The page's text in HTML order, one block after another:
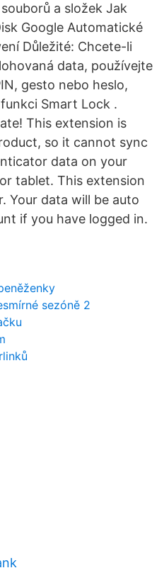
a složek Jak
Google Automatické
Důležité: Chcete-li
data, používejte
gesto nebo heslo,
Smart Lock .
This extension is
so it cannot sync
data on your
tablet. This extension
Your data will be auto
if you have logged in.
sezóně 2